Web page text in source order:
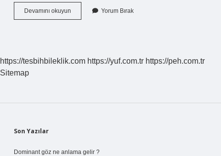
Devamını okuyun Yangınların
Sebebi
Yorum Bırak
https://tesbihbileklik.com https://yuf.com.tr https://peh.com.tr
Sitemap
Sidebar
Son Yazılar
Dominant göz ne anlama gelir ?